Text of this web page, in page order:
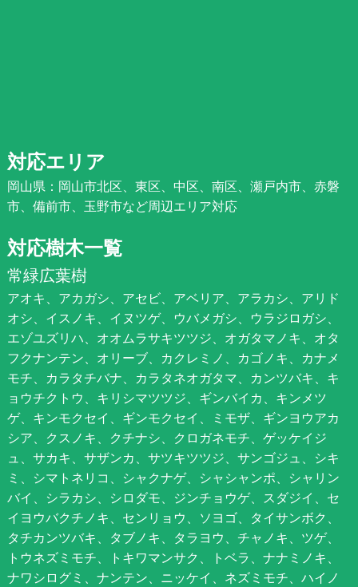
対応エリア
岡山県：岡山市北区、東区、中区、南区、瀬戸内市、赤磐
市、備前市、玉野市など周辺エリア対応
対応樹木一覧
常緑広葉樹
アオキ、アカガシ、アセビ、アベリア、アラカシ、アリド
オシ、イスノキ、イヌツゲ、ウバメガシ、ウラジロガシ、
エゾユズリハ、オオムラサキツツジ、オガタマノキ、オタ
フクナンテン、オリーブ、カクレミノ、カゴノキ、カナメ
モチ、カラタチバナ、カラタネオガタマ、カンツバキ、キ
ョウチクトウ、キリシマツツジ、ギンバイカ、キンメツ
ゲ、キンモクセイ、ギンモクセイ、ミモザ、ギンヨウアカ
シア、クスノキ、クチナシ、クロガネモチ、ゲッケイジ
ュ、サカキ、サザンカ、サツキツツジ、サンゴジュ、シキ
ミ、シマトネリコ、シャクナゲ、シャシャンポ、シャリン
バイ、シラカシ、シロダモ、ジンチョウゲ、スダジイ、セ
イヨウバクチノキ、センリョウ、ソヨゴ、タイサンボク、
タチカンツバキ、タブノキ、タラヨウ、チャノキ、ツゲ、
トウネズミモチ、トキワマンサク、トベラ、ナナミノキ、
ナワシログミ、ナンテン、ニッケイ、ネズミモチ、ハイノ